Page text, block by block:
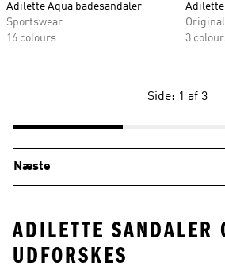
Adilette Aqua badesandaler
Sportswear
16 colours
Adilette
3
Side: 1 af 3
Næste
ADILETTE SANDALER
UDFORSKES